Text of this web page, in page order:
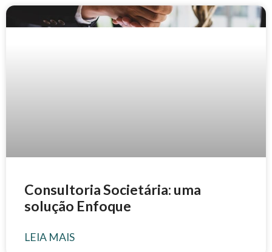
Consultoria Societária: uma
solução Enfoque
LEIA MAIS